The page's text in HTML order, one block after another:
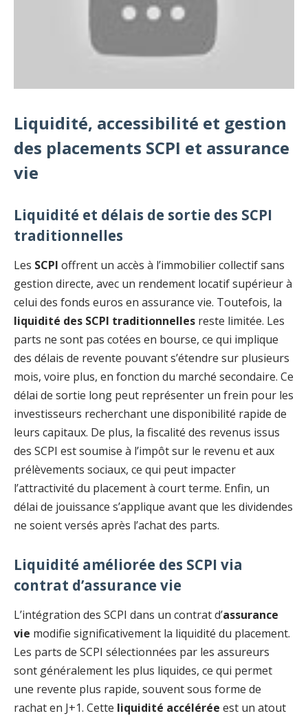
Liquidité, accessibilité et gestion
des placements SCPI et assurance
vie
Liquidité et délais de sortie des SCPI
traditionnelles
Les SCPI offrent un accès à l’immobilier collectif sans
gestion directe, avec un rendement locatif supérieur à
celui des fonds euros en assurance vie. Toutefois, la
liquidité des SCPI traditionnelles reste limitée. Les
parts ne sont pas cotées en bourse, ce qui implique
des délais de revente pouvant s’étendre sur plusieurs
mois, voire plus, en fonction du marché secondaire. Ce
délai de sortie long peut représenter un frein pour les
investisseurs recherchant une disponibilité rapide de
leurs capitaux. De plus, la fiscalité des revenus issus
des SCPI est soumise à l’impôt sur le revenu et aux
prélèvements sociaux, ce qui peut impacter
l’attractivité du placement à court terme. Enfin, un
délai de jouissance s’applique avant que les dividendes
ne soient versés après l’achat des parts.
Liquidité améliorée des SCPI via
contrat d’assurance vie
L’intégration des SCPI dans un contrat d’assurance
vie modifie significativement la liquidité du placement.
Les parts de SCPI sélectionnées par les assureurs
sont généralement les plus liquides, ce qui permet
une revente plus rapide, souvent sous forme de
rachat en J+1. Cette liquidité accélérée est un atout